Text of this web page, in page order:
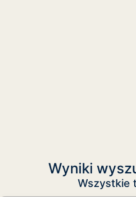
Wyniki
Wszystkie